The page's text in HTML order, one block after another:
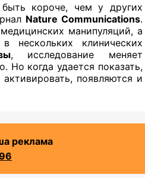
короче, чем у других
Nature Communications.
манипуляций, а
нескольких клинических
, исследование меняет
Но когда удается показать,
появляются и
реклама